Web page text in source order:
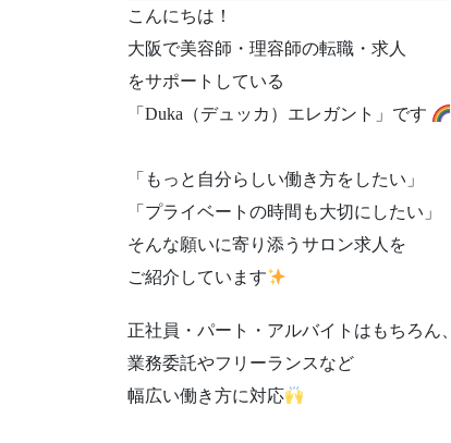
こんにちは！
大阪で美容師・理容師の転職・求人
をサポートしている
「Duka（デュッカ）エレガント」です
「もっと自分らしい働き方をしたい」
「プライベートの時間も大切にしたい」
そんな願いに寄り添うサロン求人を
ご紹介しています
正社員・パート・アルバイトはもちろん、
業務委託やフリーランスなど
幅広い働き方に対応